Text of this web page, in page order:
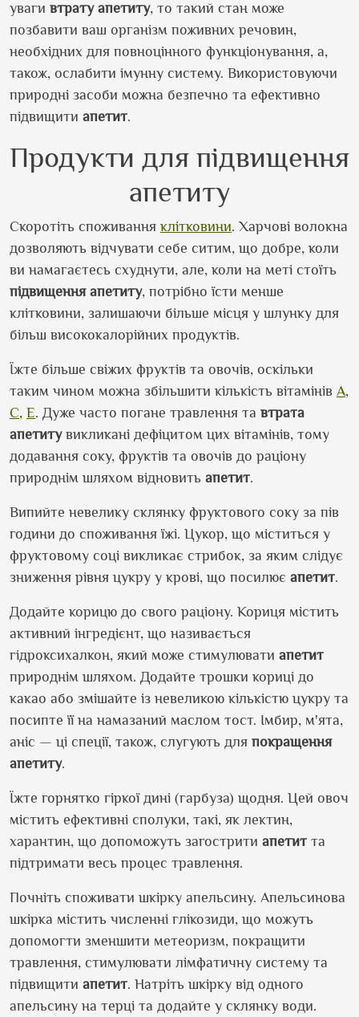
уваги втрату апетиту, то такий стан може
позбавити ваш організм поживних речовин,
необхідних для повноцінного функціонування, а,
також, ослабити імунну систему. Використовуючи
природні засоби можна безпечно та ефективно
підвищити апетит.
Продукти для підвищення
апетиту
Скоротіть споживання клітковини. Харчові волокна
дозволяють відчувати себе ситим, що добре, коли
ви намагаєтесь схуднути, але, коли на меті стоїть
підвищення апетиту, потрібно їсти менше
клітковини, залишаючи більше місця у шлунку для
більш висококалорійних продуктів.
Їжте більше свіжих фруктів та овочів, оскільки
таким чином можна збільшити кількість вітамінів А,
С, Е. Дуже часто погане травлення та втрата
апетитувикликані дефіцитом цих вітамінів, тому
додавання соку, фруктів та овочів до раціону
природнім шляхом відновить апетит.
Випийте невелику склянку фруктового соку за пів
години до споживання їжі. Цукор, що міститься у
фруктовому соці викликає стрибок, за яким слідує
зниження рівня цукру у крові, що посилює апетит.
Додайте корицю до свого раціону. Кориця містить
активний інгредієнт, що називається
гідроксихалкон, який може стимулювати апетит
природнім шляхом. Додайте трошки кориці до
какао або змішайте із невеликою кількістю цукру та
посипте її на намазаний маслом тост. Імбир, м'ята,
аніс — ці спеції, також, слугують для покращення
апетиту.
Їжте горнятко гіркої дині (гарбуза) щодня. Цей овоч
містить ефективні сполуки, такі, як лектин,
харантин, що допоможуть загострити апетит та
підтримати весь процес травлення.
Почніть споживати шкірку апельсину. Апельсинова
шкірка містить численні глікозиди, що можуть
допомогти зменшити метеоризм, покращити
травлення, стимулювати лімфатичну систему та
підвищити апетит. Натріть шкірку від одного
апельсину на терці та додайте у склянку води.